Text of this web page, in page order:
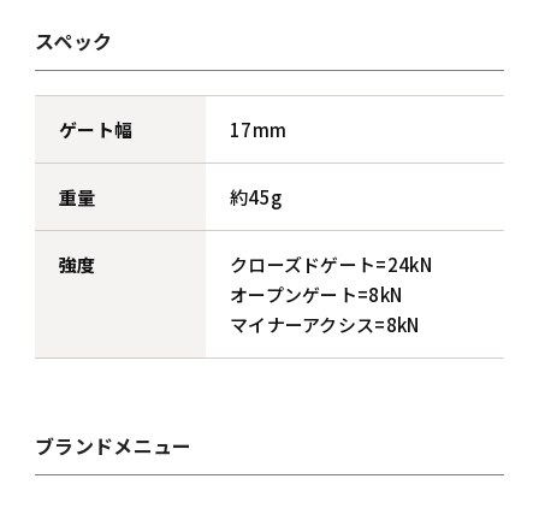
スペック
ゲート幅 17mm
重量 約45g
強度
クローズドゲート=24kN
オープンゲート=8kN
マイナーアクシス=8kN
ブランドメニュー